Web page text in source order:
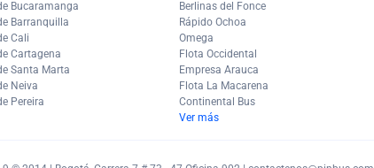
Bucaramanga
Barranquilla
Cali
Cartagena
Santa Marta
Neiva
Pereira
Berlinas del Fonce
Rápido Ochoa
Omega
Flota Occidental
Empresa Arauca
Flota La Macarena
Continental Bus
Ver más